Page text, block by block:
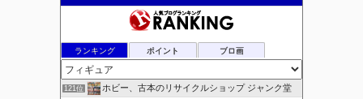
ランキング ポイント ブロ画
121位 ホビー、古本のリサイクルショップ ジャンク堂